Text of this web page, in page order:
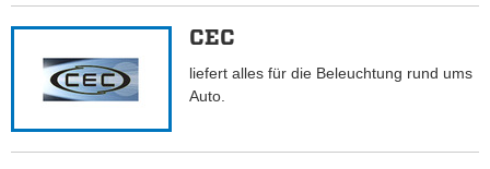
CEC
liefert alles für die Beleuchtung rund ums
Auto.